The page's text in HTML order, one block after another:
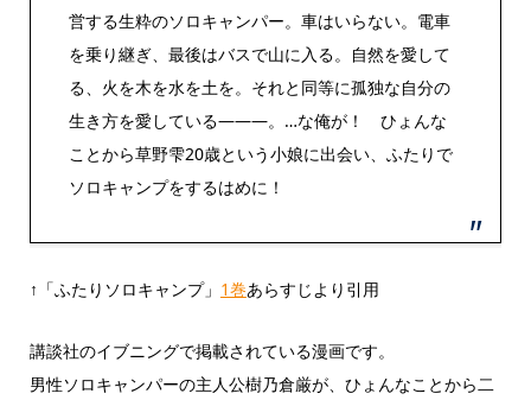
営する生粋のソロキャンパー。車はいらない。電車
を乗り継ぎ、最後はバスで山に入る。自然を愛して
る、火を木を水を土を。それと同等に孤独な自分の
生き方を愛している―――。…な俺が！ ひょんな
ことから草野雫20歳という小娘に出会い、ふたりで
ソロキャンプをするはめに！
↑「ふたりソロキャンプ」 1巻あらすじより引用
講談社のイブニングで掲載されている漫画です。
男性ソロキャンパーの主人公樹乃倉厳が、ひょんなことから二